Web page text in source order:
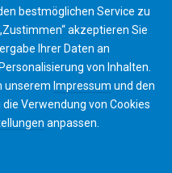
bestmöglichen Service zu
akzeptieren Sie
Ihrer Daten an
von Inhalten.
unserem Impressum und den
die Verwendung von Cookies
anpassen.